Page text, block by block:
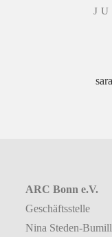
ARC Bonn e.V.
Geschäftsstelle
Nina Steden-